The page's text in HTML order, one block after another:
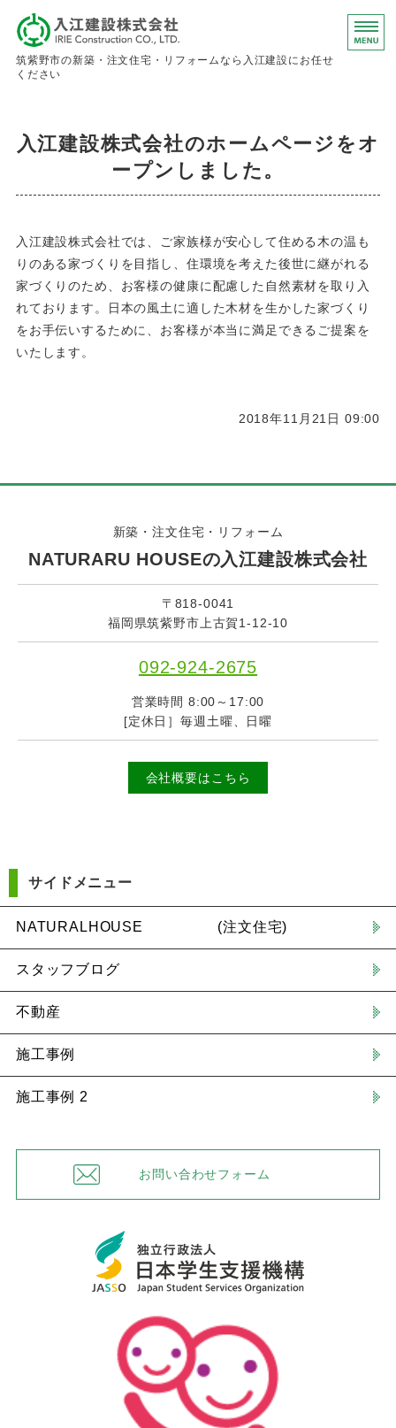
入江建設株
筑紫野市の新築・注文住宅・リフォームなら入江建設にお任せ
ください
事業内容
求人情報
入江建設株式会社のホームページをオ
ープンしました。
入江建設株式会社では、ご家族様が安心して住める木の温も
りのある家づくりを目指し、住環境を考えた後世に継がれる
家づくりのため、お客様の健康に配慮した自然素材を取り入
れております。日本の風土に適した木材を生かした家づくり
をお手伝いするために、お客様が本当に満足できるご提案を
いたします。
2018年11月21日 09:00
新築・注文住宅・リフォーム
NATURARU HOUSEの入江建設株式会社
〒818-0041
福岡県筑紫野市上古賀1-12-10
092-924-2675
営業時間 8:00～17:00
[定休日］毎週土曜、日曜
会社概要はこちら
サイドメニュー
NATURALHOUSE (注文住宅)
スタッフブログ
不動産
施工事例
施工事例 2
お問い合わせフォーム